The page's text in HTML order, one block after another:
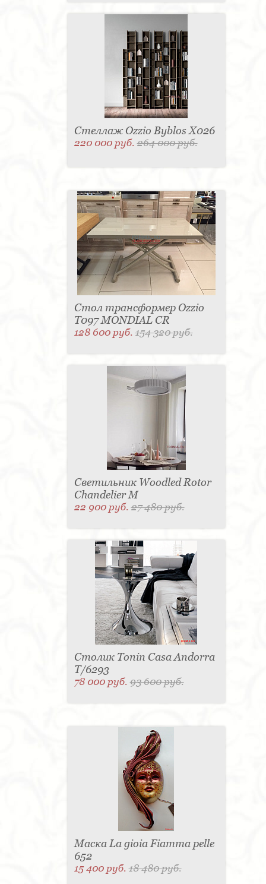
Стеллаж Ozzio Byblos X026
220 000 руб.264 000 руб.
Стол трансформер Ozzio
T097 MONDIAL CR
128 600 руб.154 320 руб.
Светильник Woodled Rotor
Chandelier M
22 900 руб.27 480 руб.
Столик Tonin Casa Andorra
T/6293
78 000 руб.93 600 руб.
Маска La gioia Fiamma pelle
652
15 400 руб.18 480 руб.